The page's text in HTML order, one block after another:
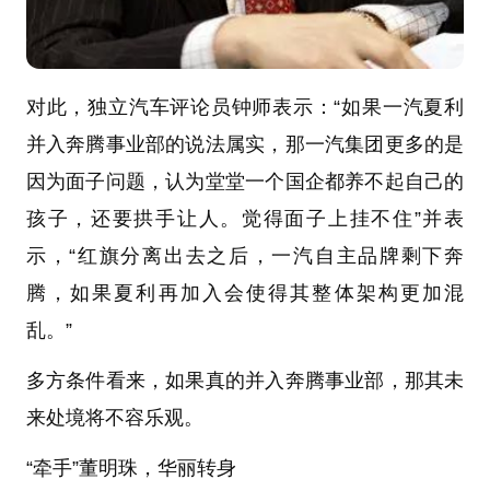
对此，独立汽车评论员钟师表示：“如果一汽夏利
并入奔腾事业部的说法属实，那一汽集团更多的是
因为面子问题，认为堂堂一个国企都养不起自己的
孩子，还要拱手让人。觉得面子上挂不住”并表
示，“红旗分离出去之后，一汽自主品牌剩下奔
腾，如果夏利再加入会使得其整体架构更加混
乱。”
多方条件看来，如果真的并入奔腾事业部，那其未
来处境将不容乐观。
“牵手”董明珠，华丽转身